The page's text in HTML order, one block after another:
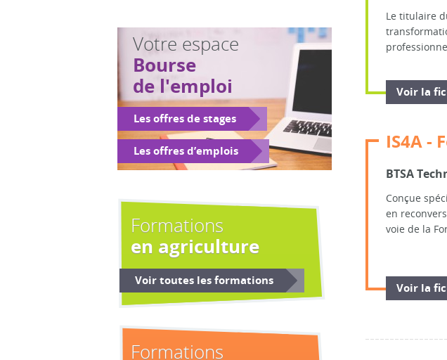
Votre espace
Bourse
de l'emploi
Les offres de stages
Les offres d’emplois
Formations
en agriculture
Voir toutes les formations
Formations
Le titulaire
Voir la
IS4A -
BTSA
Conçue
en
voie de la
Voir la